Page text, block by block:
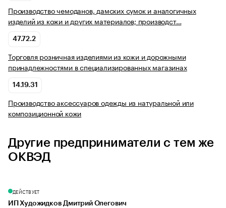
Производство чемоданов, дамских сумок и аналогичных
изделий из кожи и других материалов; производст…
47.72.2
Торговля розничная изделиями из кожи и дорожными
принадлежностями в специализированных магазинах
14.19.31
Производство аксессуаров одежды из натуральной или
композиционной кожи
Другие предприниматели с тем же
ОКВЭД
ДЕЙСТВУЕТ
ИП Художидков Дмитрий Олегович